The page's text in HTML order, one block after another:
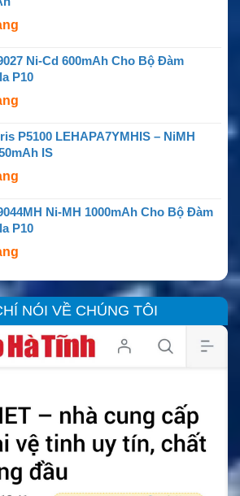
Ni-Cd 600mAh Cho Bộ Đàm
P10
P5100 LEHAPA7YMHIS – NiMH
IS
Ni-MH 1000mAh Cho Bộ Đàm
P10
NÓI VỀ CHÚNG TÔI